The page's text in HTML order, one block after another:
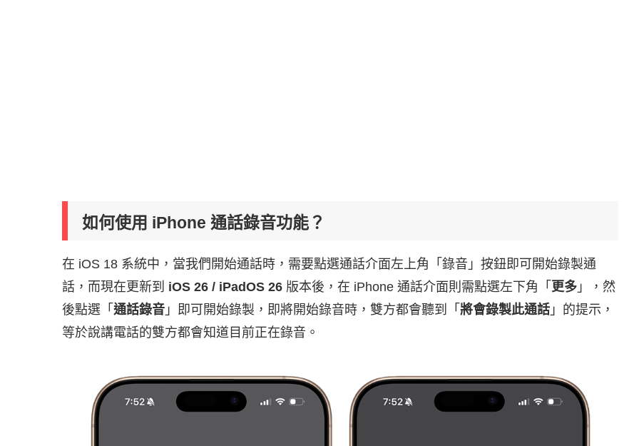
如何使用 iPhone 通話錄音功能？
在 iOS 18 系統中，當我們開始通話時，需要點選通話介面左上角「錄音」按鈕即可開始錄製通
話，而現在更新到 iOS 26 / iPadOS 26 版本後，在 iPhone 通話介面則需點選左下角「 更多 」，然
後點選「 通話錄音 」即可開始錄製，即將開始錄音時，雙方都會聽到「 將會錄製此通話 」的提示，
等於說講電話的雙方都會知道目前正在錄音。